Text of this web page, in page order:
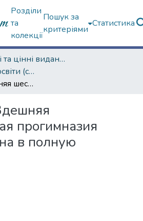
Розділи
та
колекції
Пошук за
критеріями
Статистика
9. Рідкісні та цінні видання
Історія народної освіти (сторінками періодичних видань)
Из Прилук. Здешняя шестиклассная прогимназия преобразована в полную гимназию
прогимназия
в полную